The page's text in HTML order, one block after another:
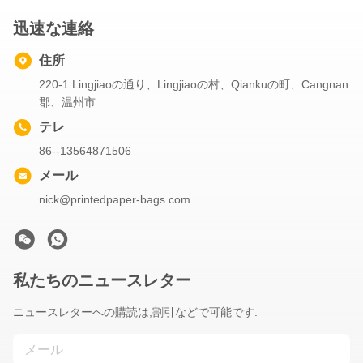
迅速な連絡
住所
220-1 Lingjiaoの通り、Lingjiaoの村、Qiankuの町、Cangnan
郡、温州市
テレ
86--13564871506
メール
nick@printedpaper-bags.com
私たちのニュースレター
ニュースレターへの購読は,割引などで可能です.